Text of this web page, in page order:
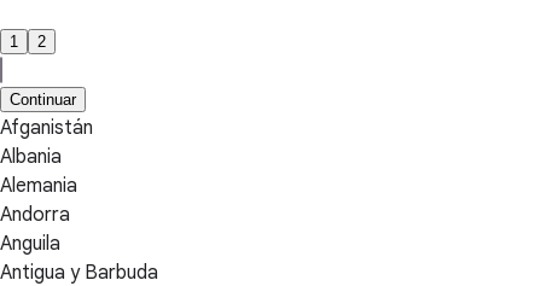
1 2
Continuar
Afganistán
Albania
Alemania
Andorra
Anguila
Antigua y Barbuda